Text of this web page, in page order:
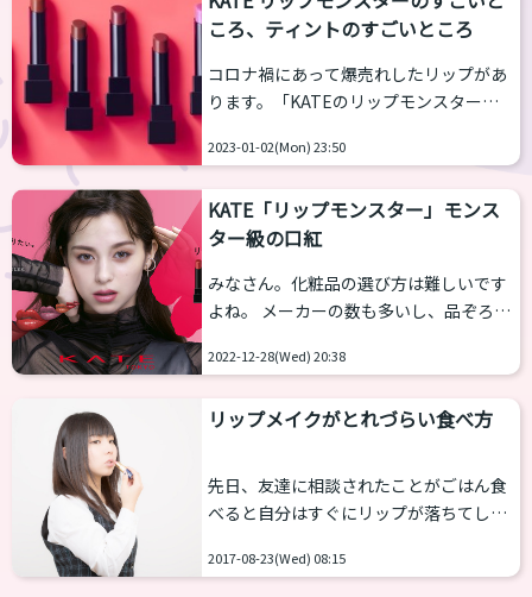
個も...
かりづらいということのようです。 それ
か解説します。 ケースに高級感があり強
度も高い 多くのブランドは容器に思った
以上にお金をかけています。プチプラだ
とプラスティックだったりもしますが、
ンド...
ころ、ティントのすごいところ
コロナ禍にあって爆売れしたリップがあ
ります。「KATEのリップモンスター」
売り場で見たことがなく、Amazonなど
発売からしばらくたった今もその状況は
変わっていません。 乙女塾パートナーの
テム入荷したよ」というので、早速街へ
買いに行きまして運よく最後の１本をゲ
ットすることができました。 かおりさん
の記事はこちらからご覧ください。
2023-01-02(Mon) 23:50
KATE「リップモンスター」モンス
ター級の口紅
みなさん。化粧品の選び方は難しいです
よね。 メーカーの数も多いし、品ぞろえ
て、何を買ったらよいかさっぱり分かり
ような化粧品に巡り合っていないのです
が在ります。 NAOさんからもこの口紅は
お勧めですよと言われているのが、
KATEの「リップ モンスター」です。
おススメの理由を書きますね。 リップモ
ンスターとはどんな口紅か 「リップ モ
2022-12-28(Wed) 20:38
リップメイクがとれづらい食べ方
先日、友達に相談されたことがごはん食
べると自分はすぐにリップが落ちてしま
も仕草が伴っていないとすぐに落ちてし
2017-08-23(Wed) 08:15